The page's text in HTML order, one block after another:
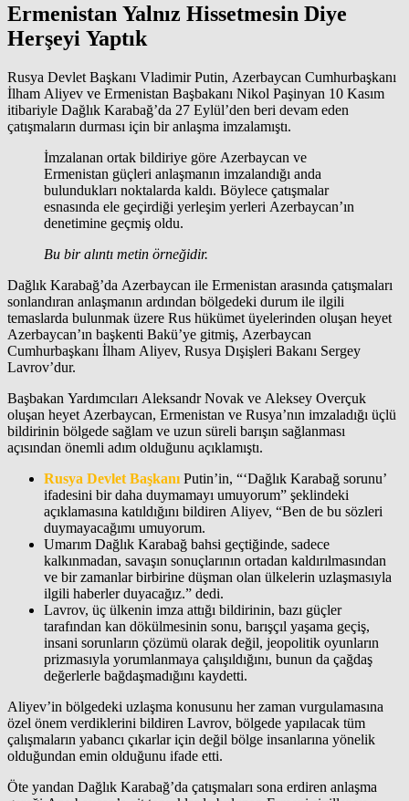
Ermenistan Yalnız Hissetmesin Diye
Herşeyi Yaptık
Rusya Devlet Başkanı Vladimir Putin, Azerbaycan Cumhurbaşkanı
İlham Aliyev ve Ermenistan Başbakanı Nikol Paşinyan 10 Kasım
itibariyle Dağlık Karabağ’da 27 Eylül’den beri devam eden
çatışmaların durması için bir anlaşma imzalamıştı.
İmzalanan ortak bildiriye göre Azerbaycan ve
Ermenistan güçleri anlaşmanın imzalandığı anda
bulundukları noktalarda kaldı. Böylece çatışmalar
esnasında ele geçirdiği yerleşim yerleri Azerbaycan’ın
denetimine geçmiş oldu.
Bu bir alıntı metin örneğidir.
Dağlık Karabağ’da Azerbaycan ile Ermenistan arasında çatışmaları
sonlandıran anlaşmanın ardından bölgedeki durum ile ilgili
temaslarda bulunmak üzere Rus hükümet üyelerinden oluşan heyet
Azerbaycan’ın başkenti Bakü’ye gitmiş, Azerbaycan
Cumhurbaşkanı İlham Aliyev, Rusya Dışişleri Bakanı Sergey
Lavrov’dur.
Başbakan Yardımcıları Aleksandr Novak ve Aleksey Overçuk
oluşan heyet Azerbaycan, Ermenistan ve Rusya’nın imzaladığı üçlü
bildirinin bölgede sağlam ve uzun süreli barışın sağlanması
açısından önemli adım olduğunu açıklamıştı.
Rusya Devlet Başkanı Putin’in, “‘Dağlık Karabağ sorunu’
ifadesini bir daha duymamayı umuyorum” şeklindeki
açıklamasına katıldığını bildiren Aliyev, “Ben de bu sözleri
duymayacağımı umuyorum.
Umarım Dağlık Karabağ bahsi geçtiğinde, sadece
kalkınmadan, savaşın sonuçlarının ortadan kaldırılmasından
ve bir zamanlar birbirine düşman olan ülkelerin uzlaşmasıyla
ilgili haberler duyacağız.” dedi.
Lavrov, üç ülkenin imza attığı bildirinin, bazı güçler
tarafından kan dökülmesinin sonu, barışçıl yaşama geçiş,
insani sorunların çözümü olarak değil, jeopolitik oyunların
prizmasıyla yorumlanmaya çalışıldığını, bunun da çağdaş
değerlerle bağdaşmadığını kaydetti.
Aliyev’in bölgedeki uzlaşma konusunu her zaman vurgulamasına
özel önem verdiklerini bildiren Lavrov, bölgede yapılacak tüm
çalışmaların yabancı çıkarlar için değil bölge insanlarına yönelik
olduğundan emin olduğunu ifade etti.
Öte yandan Dağlık Karabağ’da çatışmaları sona erdiren anlaşma